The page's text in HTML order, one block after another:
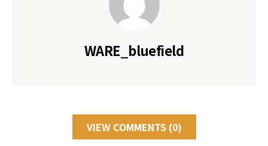
WARE_bluefield
VIEW COMMENTS (0)